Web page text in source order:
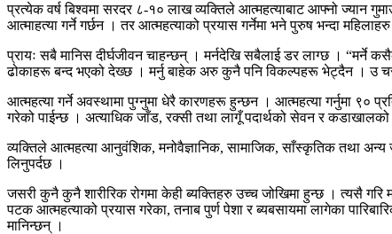
प्रत्येक वर्ष बिश्वमा सरदर ८-१० लाख व्यक्तिले आत्महत्याबाट आफ्नो ज्यान
आत्माहत्या गर्ने गर्छन । तर आत्महत्याको प्रयास गर्नेमा भने पुरुष भन्दा
प्रायः सबै मानिस दीर्घजीवन चाहन्छन् । मर्नदेखि सबैलाई डर लाग्छ ।
ढोकाहरू बन्द भएको देख्छ । मर्नु बाहेक अरु कुनै पनि विकल्पहरू भेट्दैन । उ
आत्महत्या गर्ने अवस्थामा पुग्नुमा धेरै कारणहरू हुन्छन । आत्महत्या गर्नुमा ९०
गरेको पाईन्छ । अत्याधिक जाँड, रक्सी तथा लागूँ पदार्थको सेवन र
व्यक्तिले आत्महत्या आनुवंशिक, मनोवैज्ञानिक, सामाजिक, साँस्कृतिक तथा अन्य
लिनुपर्दछ ।
जसरी कुनै कुनै शारीरिक रोगमा केही ब्यक्तिहरु उच्च जोखिमा हुन्छ । त्यसै
पटक आत्महत्याको प्रयास गरेका, तनाब पुर्ण पेशा र ब्यबसायमा लागेका
मानिन्छन् ।